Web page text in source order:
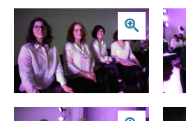
Zoom Zoom
Zoom